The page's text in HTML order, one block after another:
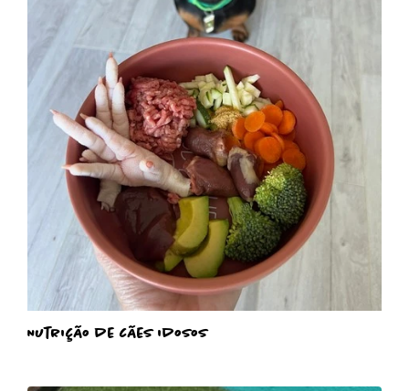
Nutrição de cães idosos